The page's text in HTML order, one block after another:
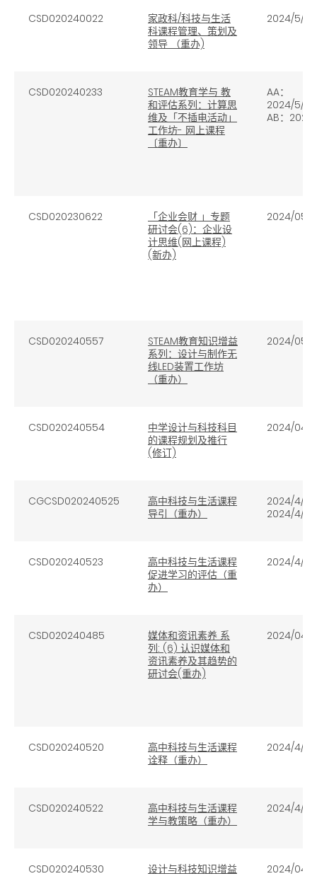
CSD020240022
家政科/科技与生活
科课程管理、策划及
领导 （重办)
2024/5/13
CSD020240233
STEAM教育学与 教
和评估系列：计算思
维及「不插电活动」
工作坊- 网上课程
〔重办〕
AA：
2024/5/7
AB：
CSD020230622
「企业会财 」专题
研讨会(6)：企业设
计思维(网上课程)
(新办)
2024/05/
CSD020240557
STEAM教育知识增益
系列：设计与制作无
线LED装置工作坊
（重办）
2024/05/
CSD020240554
中学设计与科技科目
的课程规划及推行
(修订)
2024/04/
CGCSD020240525
高中科技与生活课程
导引（重办）
2024/4/15
2024/4/16
CSD020240523
高中科技与生活课程
促进学习的评估（重
办）
2024/4/16
CSD020240485
媒体和资讯素养 系
列: (6) 认识媒体和
资讯素养及其趋势的
研讨会(重办)
2024/04/
CSD020240520
高中科技与生活课程
诠释（重办）
2024/4/15
CSD020240522
高中科技与生活课程
学与教策略（重办）
2024/4/15
CSD020240530
设计与科技知识增益
2024/04/